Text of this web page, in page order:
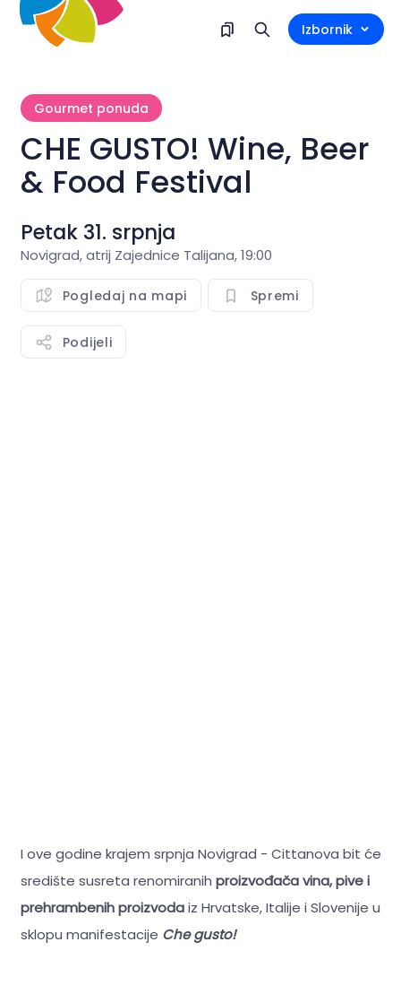
Izbornik
Gourmet ponuda
CHE GUSTO! Wine, Beer
& Food Festival
Petak 31. srpnja
Novigrad, atrij Zajednice Talijana, 19:00
Pogledaj na mapi Spremi
Podijeli
I ove godine krajem srpnja Novigrad - Cittanova bit će
središte susreta renomiranih proizvođača vina, pive i
prehrambenih proizvodaiz Hrvatske, Italije i Slovenije u
sklopu manifestacije Che gusto!